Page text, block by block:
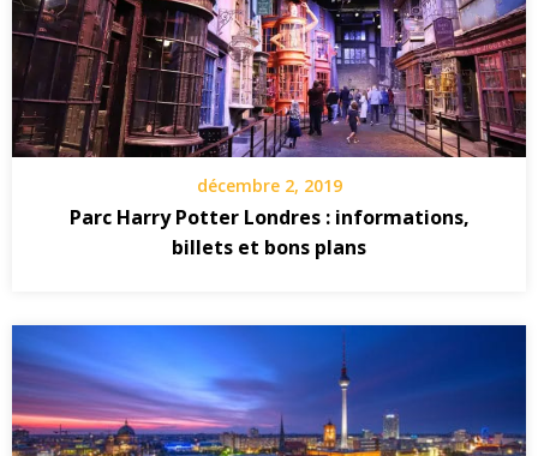
décembre 2, 2019
Parc Harry Potter Londres : informations,
billets et bons plans